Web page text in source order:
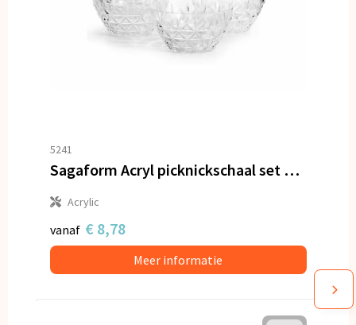
5241
Sagaform Acryl picknickschaal set van 4
Acrylic
vanaf € 8,78
Meer informatie